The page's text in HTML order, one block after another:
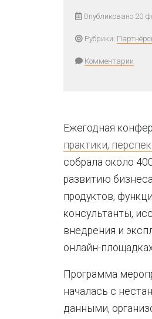
Опубликовано 20
Рубрики:
Комментарии
Ежегодная
практики,
собрала около
развитию
продуктов,
консультанты,
внедрения и
онлайн-
Программа
началась с
данными,